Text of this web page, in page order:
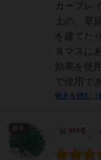
カープレ
上の、草
を建てた
８マスに
効果を使
で使用で
続きを読む（
664名